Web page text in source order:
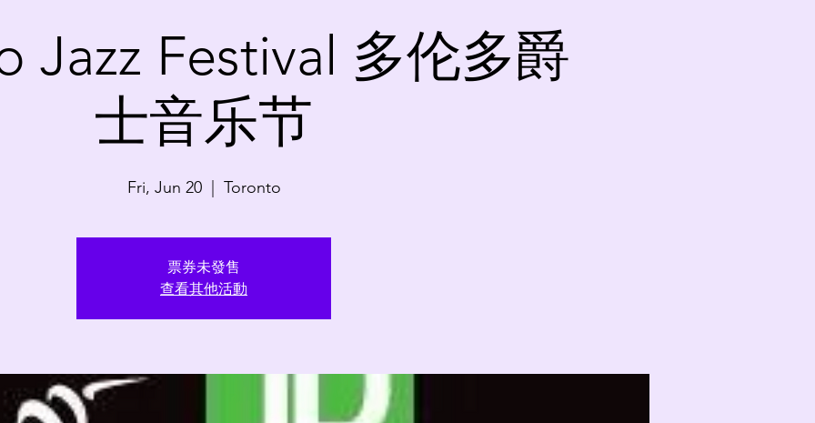
Jazz Festival 多伦多爵
士音乐节
Fri, Jun 20
  |
Toronto
票券未發售
查看其他活動